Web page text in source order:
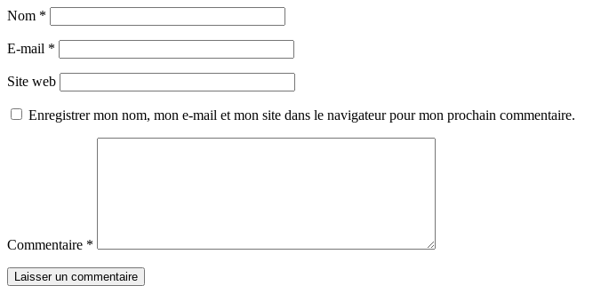
Nom *
E-mail *
Site web
Enregistrer mon nom, mon e-mail et mon site dans le navigateur pour mon prochain commentaire.
Commentaire *